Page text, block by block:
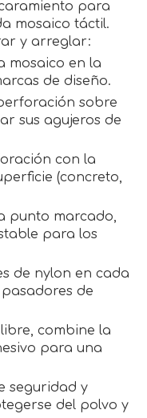
para
mosaico táctil.
y arreglar:
mosaico en la
de diseño.
sobre
sus agujeros de
con la
(concreto,
punto marcado,
para los
de nylon en cada
de
combine la
para una
seguridad y
del polvo y